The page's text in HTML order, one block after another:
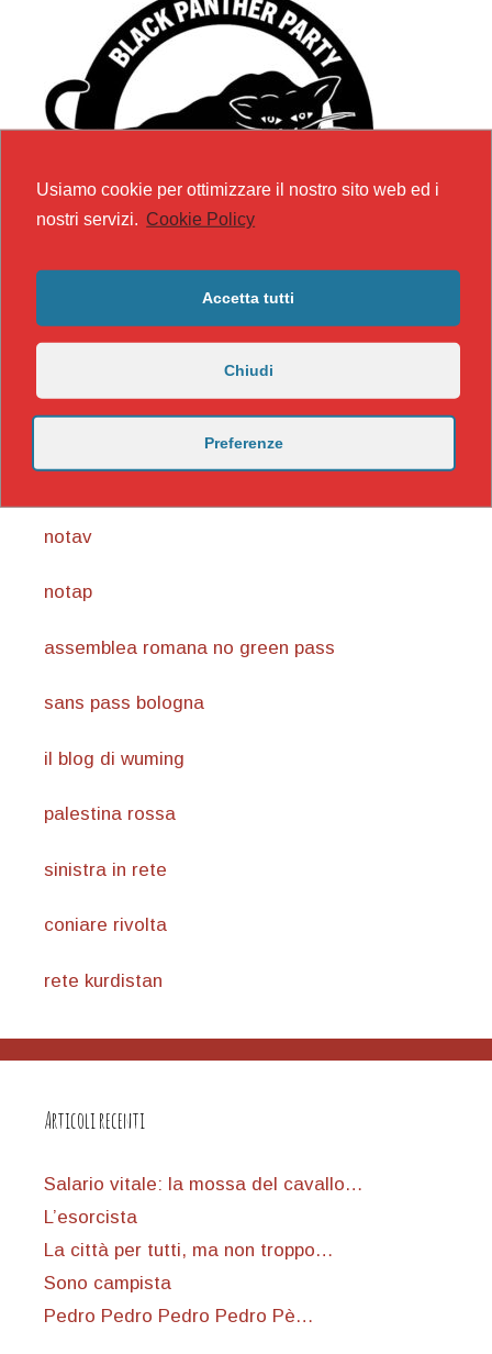
https://nicomaccentelli.substack.com/
notav
notap
assemblea romana no green pass
sans pass bologna
il blog di wuming
palestina rossa
sinistra in rete
coniare rivolta
rete kurdistan
Articoli recenti
Salario vitale: la mossa del cavallo…
L’esorcista
La città per tutti, ma non troppo…
Sono campista
Pedro Pedro Pedro Pedro Pè…
Usiamo cookie per ottimizzare il nostro sito web ed i
nostri servizi. Cookie Policy
Accetta tutti
Chiudi
Preferenze